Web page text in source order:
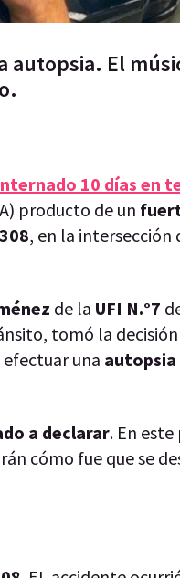
autopsia. El
10 días en
producto de un
, en la intersección
de la UFI N.°7
tomó la
una autopsia
a declarar. En
cómo fue que se